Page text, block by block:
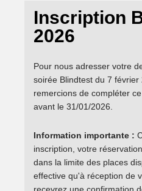
Blindtest
2026
Inscription
2026
Pour nous adresser votre
soirée Blindtest du 7
remercions de compléter
avant le 31/01/2026.
Information importante :
inscription, votre
dans la limite des places
effective qu'à réception de